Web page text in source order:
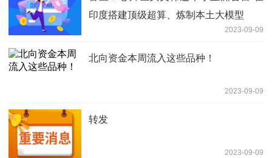
印度搭建顶级超算、炼制本土大模型
2023-09-09
北向资金本周流入这些品种！
2023-09-09
转发
2023-09-09